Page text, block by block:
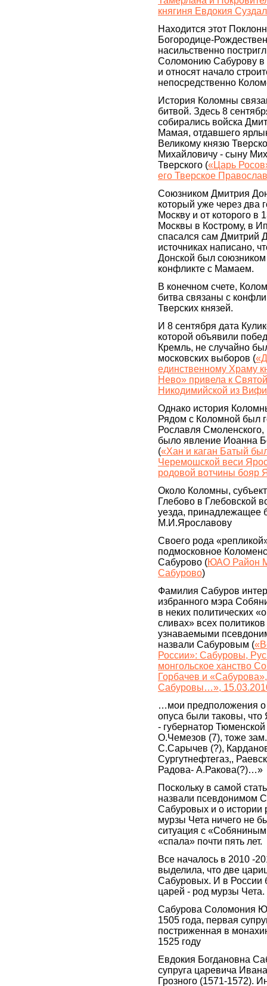
княгиня Евдокия
Находится этот
Богородице-
насильственно
Соломонию Сабурову в
и относят начало
непосредственно
История Коломны
битвой. Здесь 8
собирались войска
Мамая, отдавшего
Великому князю
Михайловичу - сыну
Тверского («Царь
его Тверское
Союзником Дмитрия
который уже через два
Москву и от которого в
Москвы в Кострому, в
спасался сам Дмитрий
источниках написано,
Донской был
конфликте с Мамаем.
В конечном счете,
битва связаны с
Тверских князей.
И 8 сентября дата
которой объявили
Кремль, не случайно
московских выборов (
единственному Храму
Нево» привела к
Никодимийской из
Однако история
Рядом с Коломной был
Рославля
было явление Иоанна
(«Хан и каган Батый
Черемошской веси
родовой вотчины бояр
Около Коломны,
Глебово в Глебовской
уезда, принадлежащее
М.И.Ярославову
Своего рода
подмосковное
Сабурово (ЮАО Район
Сабурово)
Фамилия Сабуров
избранного мэра
в неких политических
сливах» всех
узнаваемыми
назвали Сабуровым (
России»: Сабуровы,
монгольское ханство
Горбачев и
Сабуровы…»,
…мои предположения о
опуса были таковы,
- губернатор
О.Чемезов (7), тоже
С.Сарычев (?),
Сургутнефтегаз,,
Радова- А.Ракова(?)…»
Поскольку в самой
назвали псевдонимом
Сабуровых и о истории
мурзы Чета ничего не
ситуация с
«спала» почти пять лет.
Все началось в 2010 -
выделила, что две
Сабуровых. И в России
царей - род мурзы Чета.
Сабурова Соломония
1505 года, первая
постриженная в
1525 году
Евдокия Богдановна
супруга царевича
Грозного (1571-1572).